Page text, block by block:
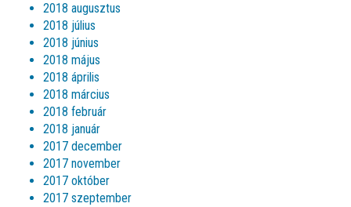
2018 augusztus
2018 július
2018 június
2018 május
2018 április
2018 március
2018 február
2018 január
2017 december
2017 november
2017 október
2017 szeptember